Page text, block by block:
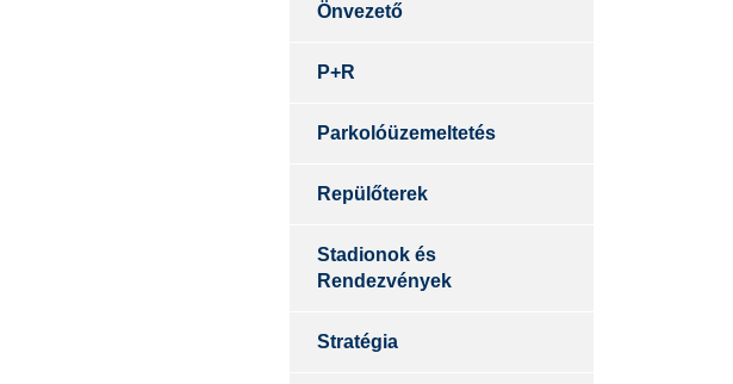
Önvezető
P+R
Parkolóüzemeltetés
Repülőterek
Stadionok és
Rendezvények
Stratégia